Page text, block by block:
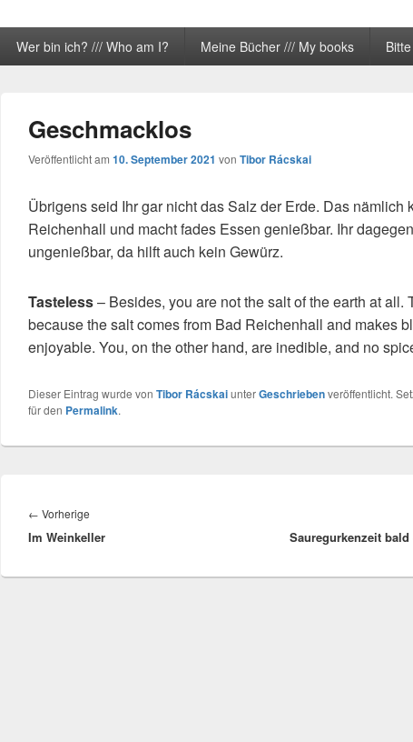
Wer bin ich? /// Who am I? Meine Bücher /// My books
Geschmacklos
Veröffentlicht am 10. September 2021 von Tibor Rácskai
Übrigens seid Ihr gar nicht das Salz der Erde. Das nämlich
Reichenhall und macht fades Essen genießbar. Ihr
ungenießbar, da hilft auch kein Gewürz.
Tasteless– Besides, you are not the salt of the earth at all.
because the salt comes from Bad Reichenhall and makes
enjoyable. You, on the other hand, are inedible, and no
Dieser Eintrag wurde von Tibor RácskaiunterGeschriebenveröffentlicht.
für den Permalink.
← Vorherige
Beitrag:
Im Weinkeller Sauregurkenzeit